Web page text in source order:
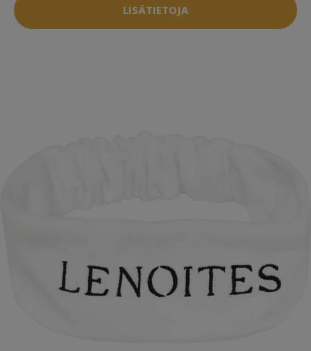
LISÄTIETOJA